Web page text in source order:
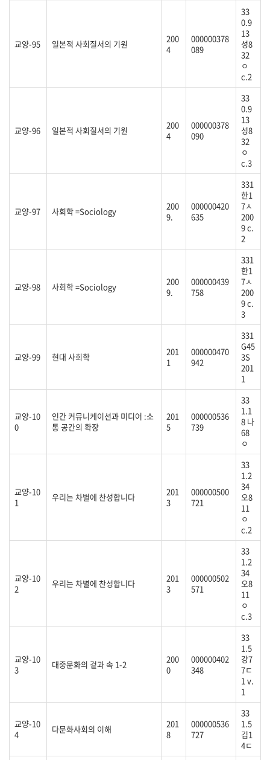
교양-95 일본적 사회질서의 기원
200
4
000000378
089
33
0.9
13
성8
32
ㅇ
c.2
교양-96 일본적 사회질서의 기원
200
4
000000378
090
33
0.9
13
성8
32
ㅇ
c.3
교양-97 사회학 =Sociology
200
9.
000000420
635
331
한1
7ㅅ
200
9 c.
2
교양-98 사회학 =Sociology
200
9.
000000439
758
331
한1
7ㅅ
200
9 c.
3
교양-99 현대 사회학
201
1
000000470
942
331
G45
3S
201
1
교양-10
0
인간 커뮤니케이션과 미디어 :소
통 공간의 확장
201
5
000000536
739
33
1.1
8 나
68
ㅇ
교양-10
1
우리는 차별에 찬성합니다
201
3
000000500
721
33
1.2
34
오8
11
ㅇ
c.2
교양-10
2
우리는 차별에 찬성합니다
201
3
000000502
571
33
1.2
34
오8
11
ㅇ
c.3
교양-10
3
대중문화의 겉과 속 1-2
200
0
000000402
348
33
1.5
강7
7ㄷ
1 v.
1
교양-10
4
다문화사회의 이해
201
8
000000536
727
33
1.5
김1
4ㄷ